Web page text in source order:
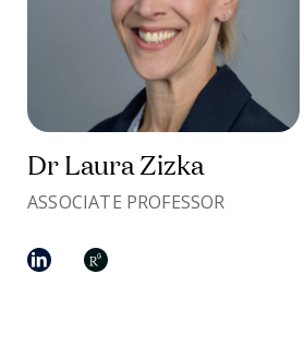
Dr Laura Zizka
ASSOCIATE PROFESSOR